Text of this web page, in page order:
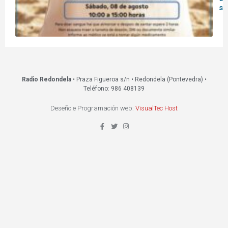
Radio Redondela• Praza Figueroa s/n • Redondela (Pontevedra) •
Teléfono: 986 408139
Deseño e Programación web: VisualTec Host